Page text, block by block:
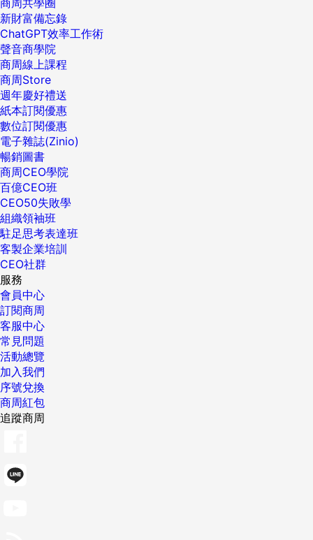
新財富備忘錄
ChatGPT效率工作術
聲音商學院
商周線上課程
商周Store
週年慶好禮送
紙本訂閱優惠
數位訂閱優惠
電子雜誌(Zinio)
暢銷圖書
商周CEO學院
百億CEO班
CEO50失敗學
組織領袖班
駐足思考表達班
客製企業培訓
CEO社群
服務
會員中心
訂閱商周
客服中心
常見問題
活動總覽
加入我們
序號兌換
商周紅包
追蹤商周